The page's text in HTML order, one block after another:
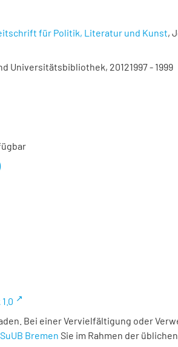
für Politik, Literatur und Kunst,
Universitätsbibliothek, 20121997 - 1999
Bei einer Vervielfältigung oder
SuUB Bremen Sie im Rahmen der